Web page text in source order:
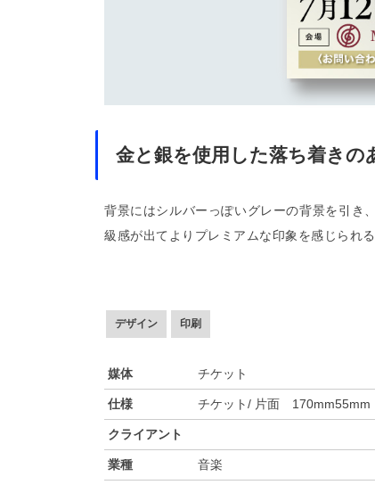
金と銀を使用した落ち着きの
背景にはシルバーっぽいグレーの背景を引き
級感が出てよりプレミアムな印象を感じられ
デザイン 印刷
媒体 チケット
仕様 チケット/ 片面 170mm55mm
クライアント
業種 音楽